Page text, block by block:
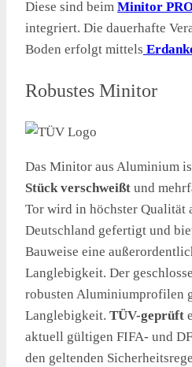
Diese sind beim Minitor
integriert. Die dauerhafte
Boden erfolgt mittels
Robustes Minitor
Das Minitor aus Aluminium
Stück verschweißt und
Tor wird in höchster Qualität
Deutschland gefertigt und
Bauweise eine
Langlebigkeit. Der
robusten Aluminiumprofilen
Langlebigkeit. TÜV-geprüft
aktuell gültigen FIFA- und
den geltenden